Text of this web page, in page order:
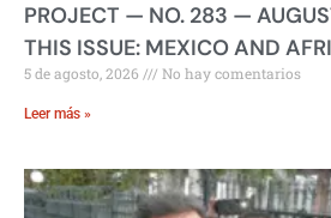
PROJECT — NO. 283 —
THIS ISSUE: MEXICO AND
5 de agosto, 2026 No hay comentarios
Leer más »